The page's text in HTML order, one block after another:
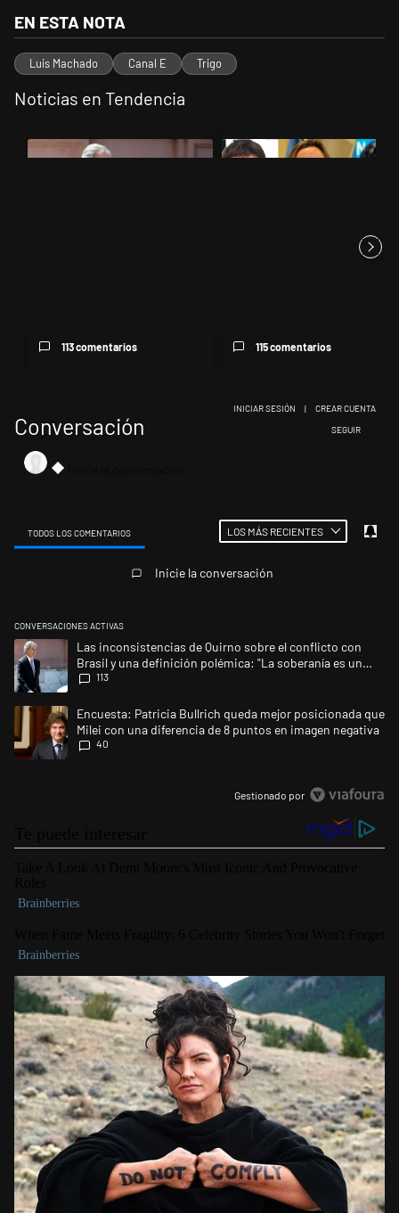
EN ESTA NOTA
Luis Machado Canal E Trigo
Noticias en Tendencia
Un artículo de tendencia con el título "Las inconsistencias de
113 comentarios
Un artículo de tendencia con el
115 comentarios
Conversación SIGA ESTA
SEGUIR
INICIAR SESIÓN | CREAR CUENTA
TODOS LOS COMENTARIOS LOS MÁS RECIENTES
Inicie la conversación
CONVERSACIONES ACTIVAS
Este listado muestra los artículos con más comentarios en los últimos
Un artículo de tendencia con el título "Las inconsistencias de Quirno
Las inconsistencias de Quirno sobre el conflicto con
Brasil y una definición polémica: "La soberanía es un
concepto antiguo"
113
Un artículo de tendencia con el título "Encuesta: Patricia Bullrich
Encuesta: Patricia Bullrich queda mejor posicionada que
Milei con una diferencia de 8 puntos en imagen negativa
40
Gestionado por